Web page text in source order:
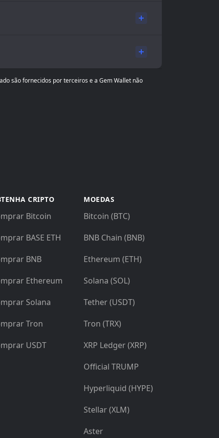
são fornecidos por terceiros e a Gem Wallet não
CRIPTO
Bitcoin
BASE ETH
BNB
Ethereum
Solana
Tron
USDT
MOEDAS
Bitcoin (BTC)
BNB Chain (BNB)
Ethereum (ETH)
Solana (SOL)
Tether (USDT)
Tron (TRX)
XRP Ledger (XRP)
Official TRUMP
Hyperliquid (HYPE)
Stellar (XLM)
Aster